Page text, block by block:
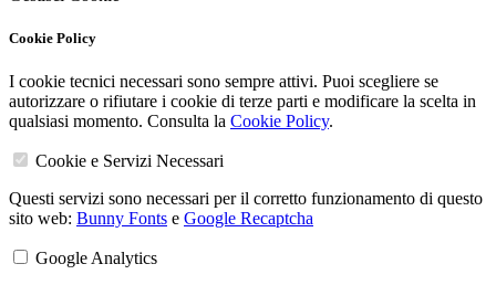
Cookie Policy
I cookie tecnici necessari sono sempre attivi. Puoi scegliere se
autorizzare o rifiutare i cookie di terze parti e modificare la scelta in
qualsiasi momento. Consulta la Cookie Policy.
Cookie e Servizi Necessari
Questi servizi sono necessari per il corretto funzionamento di questo
sito web: Bunny Fonts e Google Recaptcha
Google Analytics